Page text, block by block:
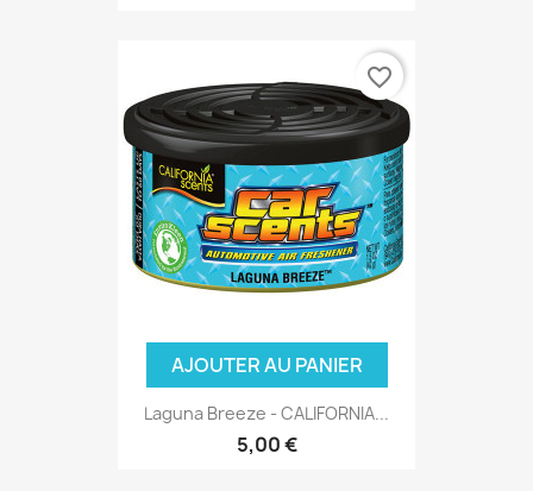
AJOUTER AU PANIER
Laguna Breeze - CALIFORNIA...
5,00 €
favorite_border